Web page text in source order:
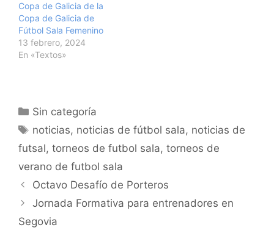
Copa de Galicia de la
Copa de Galicia de
Fútbol Sala Femenino
13 febrero, 2024
En «Textos»
Categorías
Sin categoría
Etiquetas
noticias, noticias de fútbol sala, noticias de
futsal, torneos de futbol sala, torneos de
verano de futbol sala
Navegación
de
Octavo Desafío de Porteros
Jornada Formativa para entrenadores en
Segovia